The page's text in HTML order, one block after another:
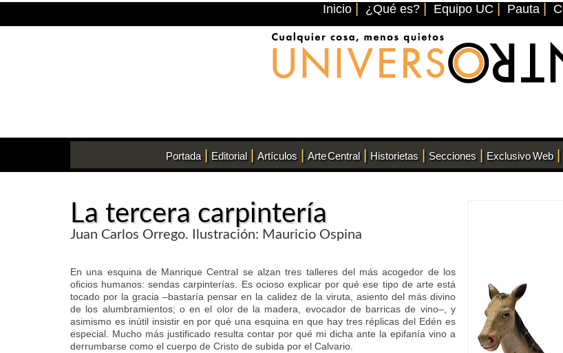
Inicio ¿Qué es? Equipo UC Pauta
Portada | Editorial | Artículos | Arte Central | Historietas | Secciones | Exclusivo Web |
La tercera carpintería
Juan Carlos Orrego. Ilustración: Mauricio Ospina
En una esquina de Manrique Central se alzan tres talleres del más acogedor de los
oficios humanos: sendas carpinterías. Es ocioso explicar por qué ese tipo de arte está
tocado por la gracia –bastaría pensar en la calidez de la viruta, asiento del más divino
de los alumbramientos; o en el olor de la madera, evocador de barricas de vino–, y
asimismo es inútil insistir en por qué una esquina en que hay tres réplicas del Edén es
especial. Mucho más justificado resulta contar por qué mi dicha ante la epifanía vino a
derrumbarse como el cuerpo de Cristo de subida por el Calvario.